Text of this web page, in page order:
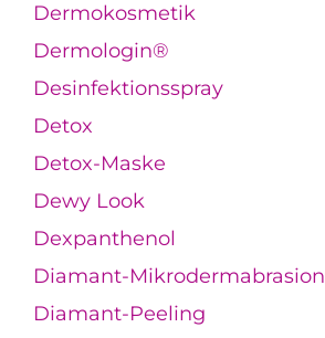
Dermokosmetik
Dermologin®
Desinfektionsspray
Detox
Detox-Maske
Dewy Look
Dexpanthenol
Diamant-Mikrodermabrasion
Diamant-Peeling